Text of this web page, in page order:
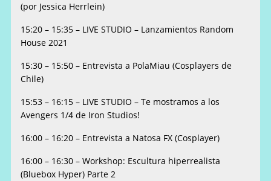
(por Jessica Herrlein)
15:20 – 15:35 – LIVE STUDIO – Lanzamientos Random
House 2021
15:30 – 15:50 – Entrevista a PolaMiau (Cosplayers de
Chile)
15:53 – 16:15 – LIVE STUDIO – Te mostramos a los
Avengers 1/4 de Iron Studios!
16:00 – 16:20 – Entrevista a Natosa FX (Cosplayer)
16:00 – 16:30 – Workshop: Escultura hiperrealista
(Bluebox Hyper) Parte 2